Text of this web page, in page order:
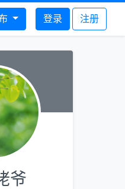
登录 注册
爷